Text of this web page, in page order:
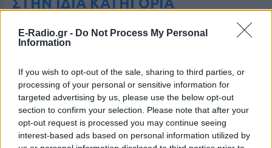
E-Radio.gr - Do Not Process My Personal
Information
If you wish to opt-out of the sale, sharing to third parties, or
processing of your personal or sensitive information for
targeted advertising by us, please use the below opt-out
section to confirm your selection. Please note that after your
opt-out request is processed you may continue seeing
interest-based ads based on personal information utilized by
ΣΤΗΝ ΙΔΙΑ ΚΑΤΗΓΟΡΙΑ
Οι συναυλίες επιτέλους
βγάζουν φτηνά εισιτήρια ‑
τις τιμές
ΠΡΙΝ 4 ΏΡΕΣ
Οι fans δεν αντέχουν άλλες αυξήσεις: Τα
φθηνά εισιτήρια που εξαφανίζονται σε
Ο διάσημος κιθαρίστας απο τον